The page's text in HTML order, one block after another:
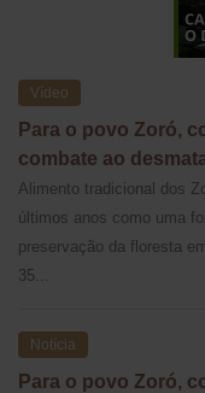
Vídeo
Para o povo Zoró,
combate ao
Alimento tradicional dos
últimos anos como uma
preservação da floresta
35...
Notícia
Para o povo Zoró,